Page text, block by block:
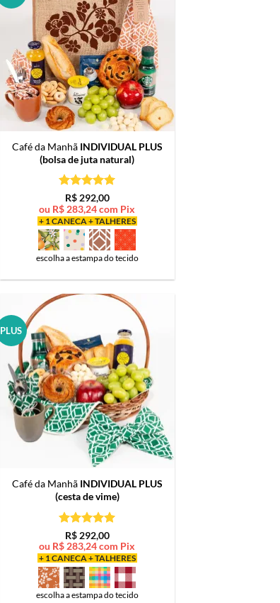
Café da Manhã INDIVIDUAL PLUS
(bolsa de juta natural)
Avaliação5
de 5
R$292,00
ou R$ 283,24com Pix
+ 1 CANECA + TALHERES
escolha a estampa do tecido
PLUS
Café da Manhã INDIVIDUAL PLUS
(cesta de vime)
Avaliação5
de 5
R$292,00
ou R$ 283,24com Pix
+ 1 CANECA + TALHERES
escolha a estampa do tecido